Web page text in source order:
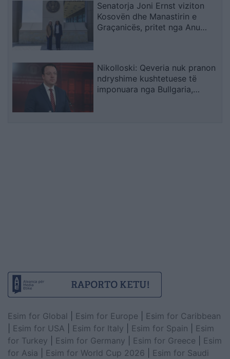
Senatorja Joni Ernst viziton
Kosovën dhe Manastirin e
Graçanicës, pritet nga Anu
Nikolloski: Qeveria nuk pranon
ndryshime kushtetuese të
imponuara nga Bullgaria,
Esim for Global Esim for Europe
Esim for Caribbean
Esim for USA Esim for Italy Esim for Spain
Esim
for Turkey
Esim for Germany Esim for Greece
Esim
for Asia
Esim for World Cup 2026
Esim for Saudi